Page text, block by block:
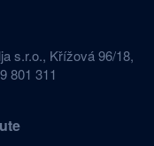
s.r.o., Křížová 96/18,
801 311